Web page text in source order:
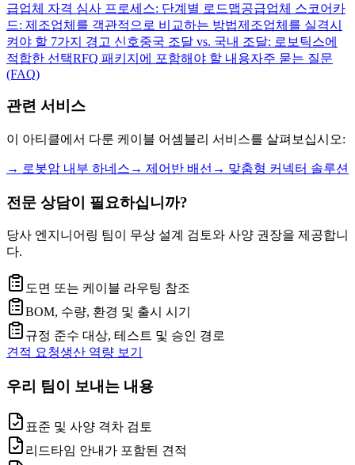
급업체 자격 심사 프로세스: 단계별 로드맵공급업체 스코어카
드: 제조업체를 객관적으로 비교하는 방법제조업체를 실격시
켜야 할 7가지 경고 신호중국 조달 vs. 국내 조달: 로보틱스에
적합한 선택RFQ 패키지에 포함해야 할 내용자주 묻는 질문
(FAQ)
관련 서비스
이 아티클에서 다룬 케이블 어셈블리 서비스를 살펴보십시오:
→ 로봇암 내부 하네스 → 제어반 배선 → 맞춤형 커넥터 솔루션
전문 상담이 필요하십니까?
당사 엔지니어링 팀이 무상 설계 검토와 사양 권장을 제공합니
다.
도면 또는 케이블 라우팅 참조
BOM, 수량, 환경 및 출시 시기
규정 준수 대상, 테스트 및 승인 경로
견적 요청생산 역량 보기
우리 팀이 보내는 내용
표준 및 사양 격차 검토
리드타임 안내가 포함된 견적